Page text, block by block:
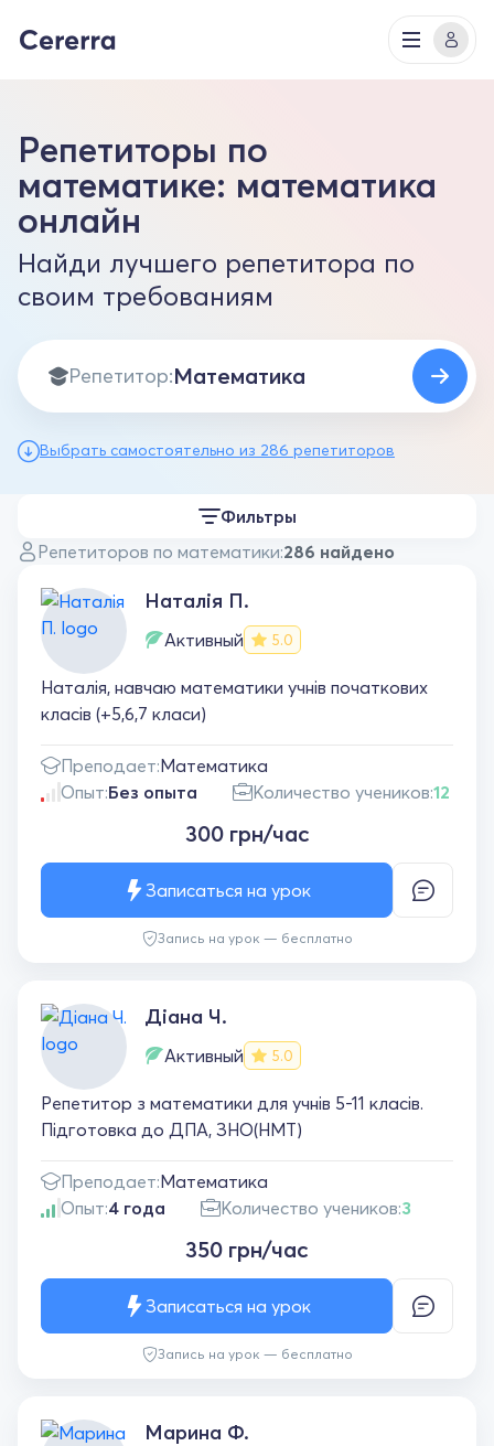
Репетиторы по
математике: математика
онлайн
Найди лучшего репетитора по
своим требованиям
Репетитор:
Выбрать самостоятельно из 286 репетиторов
Репетиторов по математики:286 найдено
Фильтры
Наталія П.
Активный 5.0
Наталія, навчаю математики учнів початкових
класів (+5,6,7 класи)
Преподает:Математика
Опыт:Без опыта Количество учеников:12
300 грн/час
Запись на урок — бесплатно
Записаться на урок
Діана Ч.
Активный 5.0
Репетитор з математики для учнів 5-11 класів.
Підготовка до ДПА, ЗНО(НМТ)
Преподает:Математика
Опыт:4 года Количество учеников:3
350 грн/час
Запись на урок — бесплатно
Записаться на урок
Марина Ф.